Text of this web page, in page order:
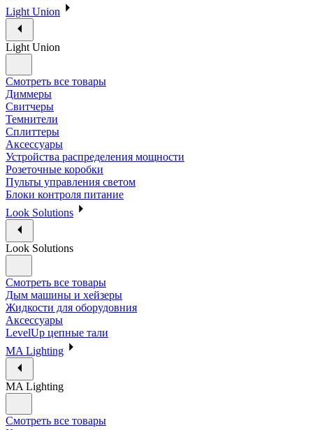
Light Union
Light Union
Смотреть все товары
Диммеры
Свитчеры
Темнители
Сплиттеры
Аксессуары
Устройства распределения мощности
Розеточные коробки
Пульты управления светом
Блоки контроля питание
Look Solutions
Look Solutions
Смотреть все товары
Дым машины и хейзеры
Жидкости для оборудовния
Аксессуары
LevelUp цепные тали
MA Lighting
MA Lighting
Смотреть все товары